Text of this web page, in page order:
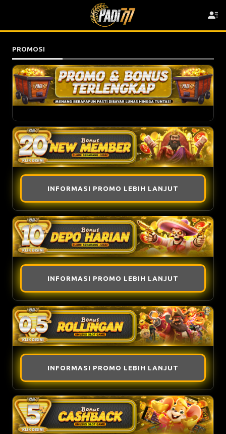
PROMOSI
INFORMASI PROMO LEBIH LANJUT
INFORMASI PROMO LEBIH LANJUT
INFORMASI PROMO LEBIH LANJUT